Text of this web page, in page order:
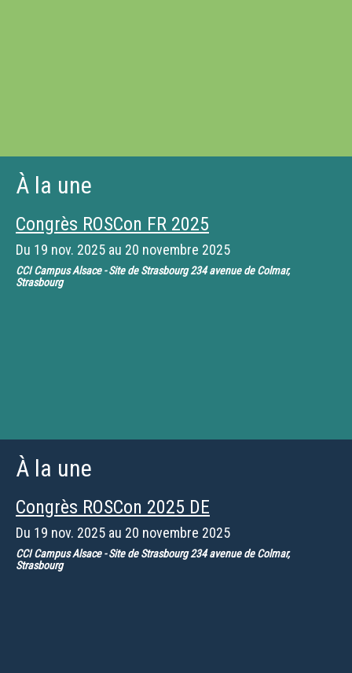
À la une
Congrès ROSCon FR 2025
Du 19 nov. 2025 au 20 novembre 2025
CCI Campus Alsace - Site de Strasbourg 234 avenue de Colmar,
Strasbourg
À la une
Congrès ROSCon 2025 DE
Du 19 nov. 2025 au 20 novembre 2025
CCI Campus Alsace - Site de Strasbourg 234 avenue de Colmar,
Strasbourg